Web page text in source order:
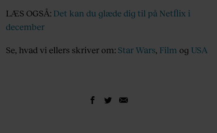
LÆS OGSÅ: Det kan du glæde dig til på Netflix i
december
Se, hvad vi ellers skriver om: Star Wars, Film og USA